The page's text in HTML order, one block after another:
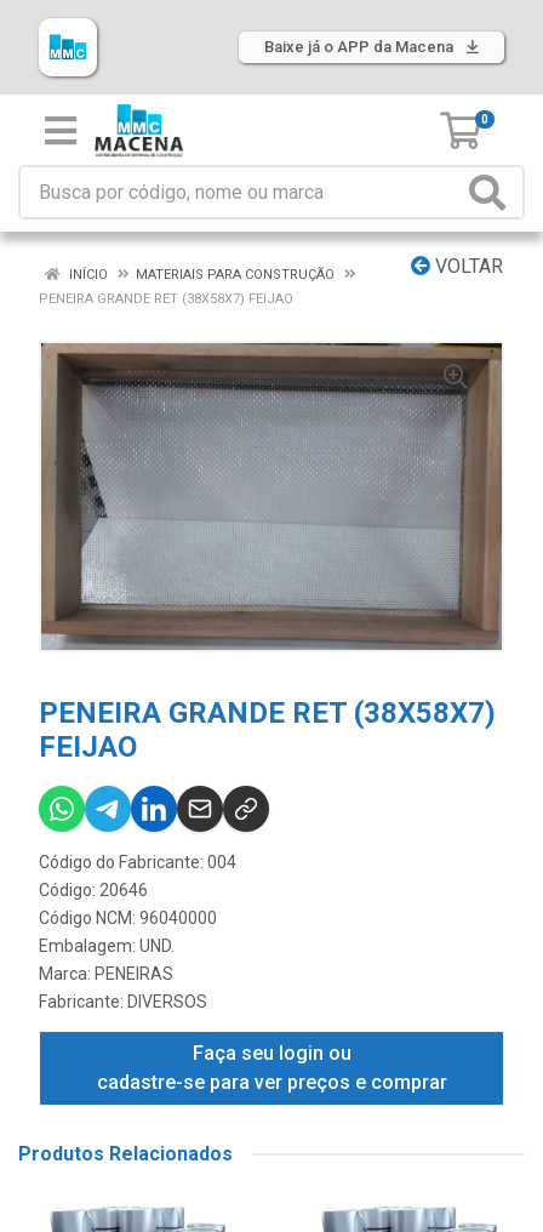
Baixe já o APP da Macena
0
VOLTAR
INÍCIO
MATERIAIS PARA CONSTRUÇÃO
PENEIRA GRANDE RET (38X58X7) FEIJAO
PENEIRA GRANDE RET (38X58X7)
FEIJAO
Código do Fabricante: 004
Código: 20646
Código NCM: 96040000
Embalagem: UND.
Marca: PENEIRAS
Fabricante: DIVERSOS
Faça seu login ou
cadastre-se para ver preços e comprar
Produtos Relacionados